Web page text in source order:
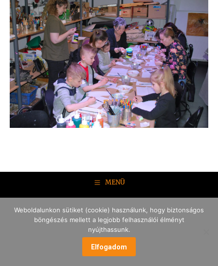
MENÜ
Weboldalunkon sütiket (cookie) használunk, hogy biztonságos
böngészés mellett a legjobb felhasználói élményt
nyújthassunk.
Elfogadom